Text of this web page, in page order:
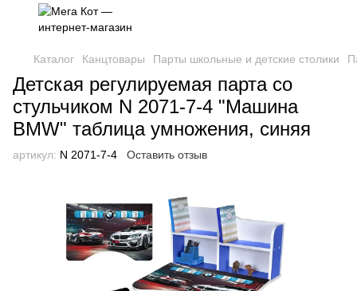
Каталог Канцтовары Парты школьные и детские столики
Детская регулируемая парта со
стульчиком N 2071-7-4 "Машина
BMW" таблица умножения, синяя
артикул: N 2071-7-4 Оставить отзыв